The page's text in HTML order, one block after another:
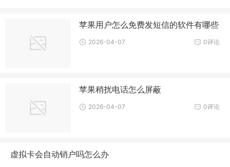
苹果用户怎么免费发短信的软件有哪些
0评论
2026-04-07
苹果稍扰电话怎么屏蔽
0评论
2026-04-07
虚拟卡会自动销户吗怎么办